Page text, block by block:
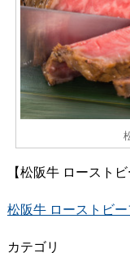
【松阪牛 ロースト
松阪牛 ローストビ
カテゴリ